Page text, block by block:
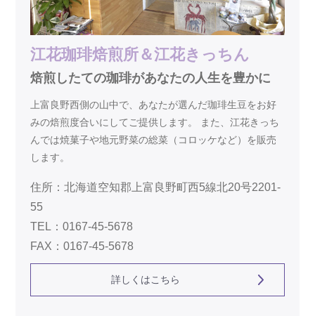
江花珈琲焙煎所＆江花きっちん
焙煎したての珈琲があなたの人生を豊かに
上富良野西側の山中で、あなたが選んだ珈琲生豆をお好
みの焙煎度合いにしてご提供します。 また、江花きっち
んでは焼菓子や地元野菜の総菜（コロッケなど）を販売
します。
住所：北海道空知郡上富良野町西5線北20号2201-
55
TEL：0167-45-5678
FAX：0167-45-5678
詳しくはこちら